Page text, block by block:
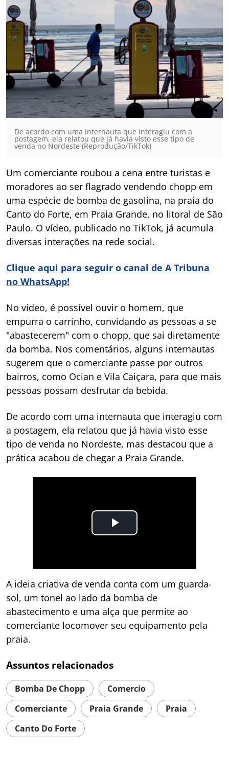
De acordo com uma internauta que interagiu com a
postagem, ela relatou que já havia visto esse tipo de
venda no Nordeste (Reprodução/TikTok)
Um comerciante roubou a cena entre turistas e
moradores ao ser flagrado vendendo chopp em
uma espécie de bomba de gasolina, na praia do
Canto do Forte, em Praia Grande, no litoral de São
Paulo. O vídeo, publicado no TikTok, já acumula
diversas interações na rede social.
Clique aqui para seguir o canal de A Tribuna
no WhatsApp!
No vídeo, é possível ouvir o homem, que
empurra o carrinho, convidando as pessoas a se
"abastecerem" com o chopp, que sai diretamente
da bomba. Nos comentários, alguns internautas
sugerem que o comerciante passe por outros
bairros, como Ocian e Vila Caiçara, para que mais
pessoas possam desfrutar da bebida.
De acordo com uma internauta que interagiu com
a postagem, ela relatou que já havia visto esse
tipo de venda no Nordeste, mas destacou que a
prática acabou de chegar a Praia Grande.
A ideia criativa de venda conta com um guarda-
sol, um tonel ao lado da bomba de
abastecimento e uma alça que permite ao
comerciante locomover seu equipamento pela
praia.
Assuntos relacionados
Bomba De Chopp
Comercio
Comerciante
Praia Grande
Praia
Canto Do Forte